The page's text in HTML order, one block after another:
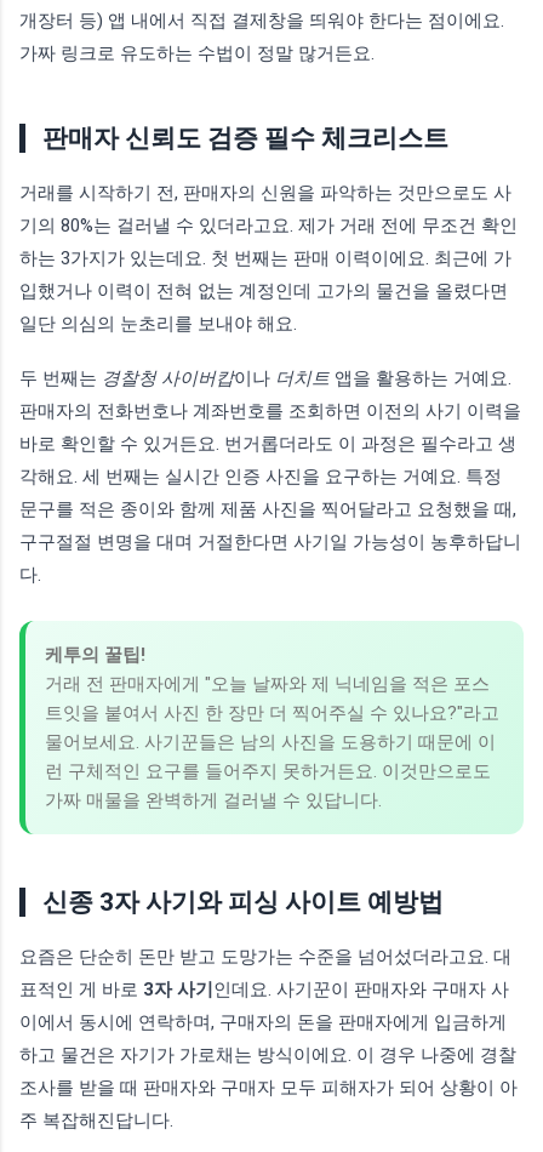
개장터 등) 앱 내에서 직접 결제창을 띄워야 한다는 점이에요.
가짜 링크로 유도하는 수법이 정말 많거든요.
판매자 신뢰도 검증 필수 체크리스트
거래를 시작하기 전, 판매자의 신원을 파악하는 것만으로도 사
기의 80%는 걸러낼 수 있더라고요. 제가 거래 전에 무조건 확인
하는 3가지가 있는데요. 첫 번째는 판매 이력이에요. 최근에 가
입했거나 이력이 전혀 없는 계정인데 고가의 물건을 올렸다면
일단 의심의 눈초리를 보내야 해요.
두 번째는 경찰청 사이버캅이나 더치트 앱을 활용하는 거예요.
판매자의 전화번호나 계좌번호를 조회하면 이전의 사기 이력을
바로 확인할 수 있거든요. 번거롭더라도 이 과정은 필수라고 생
각해요. 세 번째는 실시간 인증 사진을 요구하는 거예요. 특정
문구를 적은 종이와 함께 제품 사진을 찍어달라고 요청했을 때,
구구절절 변명을 대며 거절한다면 사기일 가능성이 농후하답니
다.
케투의 꿀팁!
거래 전 판매자에게 "오늘 날짜와 제 닉네임을 적은 포스
트잇을 붙여서 사진 한 장만 더 찍어주실 수 있나요?"라고
물어보세요. 사기꾼들은 남의 사진을 도용하기 때문에 이
런 구체적인 요구를 들어주지 못하거든요. 이것만으로도
가짜 매물을 완벽하게 걸러낼 수 있답니다.
신종 3자 사기와 피싱 사이트 예방법
요즘은 단순히 돈만 받고 도망가는 수준을 넘어섰더라고요. 대
표적인 게 바로 3자 사기인데요. 사기꾼이 판매자와 구매자 사
이에서 동시에 연락하며, 구매자의 돈을 판매자에게 입금하게
하고 물건은 자기가 가로채는 방식이에요. 이 경우 나중에 경찰
조사를 받을 때 판매자와 구매자 모두 피해자가 되어 상황이 아
주 복잡해진답니다.